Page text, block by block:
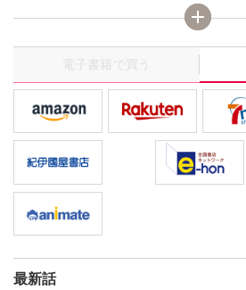
た。それでも「たまらなく仁先輩に触
触れる彼の熱いキスを拒めなくて!?
電子書籍で買う
最新話